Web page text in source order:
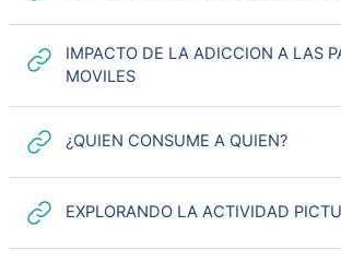
IMPACTO DE LA ADICCION A LAS
MOVILESURL
¿QUIEN CONSUME A QUIEN?URL
EXPLORANDO LA ACTIVIDAD